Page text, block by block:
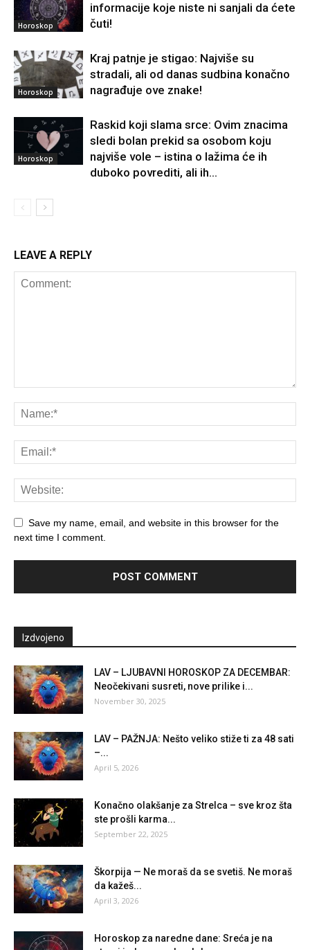
Horoskop
informacije koje niste ni sanjali da ćete
čuti!
Horoskop
Kraj patnje je stigao: Najviše su
stradali, ali od danas sudbina konačno
nagrađuje ove znake!
Horoskop
Raskid koji slama srce: Ovim znacima
sledi bolan prekid sa osobom koju
najviše vole – istina o lažima će ih
duboko povrediti, ali ih...
LEAVE A REPLY
Save my name, email, and website in this browser for the
next time I comment.
Izdvojeno
LAV – LJUBAVNI HOROSKOP ZA DECEMBAR:
Neočekivani susreti, nove prilike i...
November 30, 2025
LAV – PAŽNJA: Nešto veliko stiže ti za 48 sati
–...
April 5, 2026
Konačno olakšanje za Strelca – sve kroz šta
ste prošli karma...
September 22, 2025
Škorpija — Ne moraš da se svetiš. Ne moraš
da kažeš...
April 3, 2026
Horoskop za naredne dane: Sreća je na